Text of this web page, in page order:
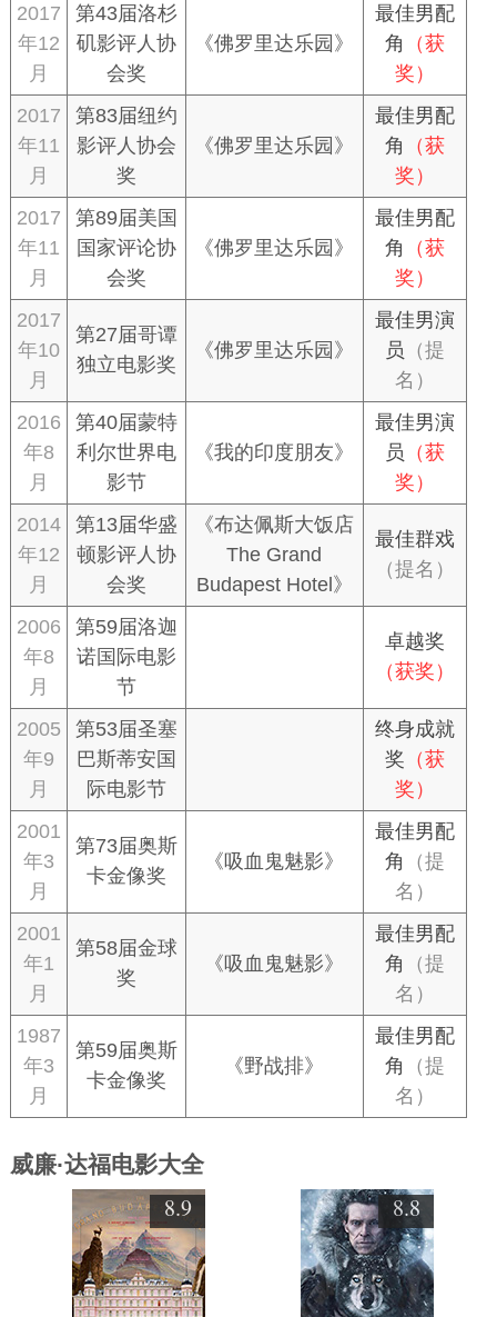
2017
年12
月
第43届洛杉
矶影评人协
会奖
《佛罗里达乐园》
最佳男配
角
（获
奖）
2017
年11
月
第83届纽约
影评人协会
奖
《佛罗里达乐园》
最佳男配
角
（获
奖）
2017
年11
月
第89届美国
国家评论协
会奖
《佛罗里达乐园》
最佳男配
角
（获
奖）
2017
年10
月
第27届哥谭
独立电影奖
《佛罗里达乐园》
最佳男演
员 （提
名）
2016
年8
月
第40届蒙特
利尔世界电
影节
《我的印度朋友》
最佳男演
员 （获
奖）
2014
年12
月
第13届华盛
顿影评人协
会奖
《布达佩斯大饭店
The Grand
Budapest Hotel》
最佳群戏
（提名）
2006
年8
月
第59届洛迦
诺国际电影
节
卓越奖
（获奖）
2005
年9
月
第53届圣塞
巴斯蒂安国
际电影节
终身成就
奖 （获
奖）
2001
年3
月
第73届奥斯
卡金像奖
《吸血鬼魅影》
最佳男配
角
（提
名）
2001
年1
月
第58届金球
奖
《吸血鬼魅影》
最佳男配
角
（提
名）
1987
年3
月
第59届奥斯
卡金像奖
《野战排》
最佳男配
角
（提
名）
威廉·达福电影大全
8.9 8.8